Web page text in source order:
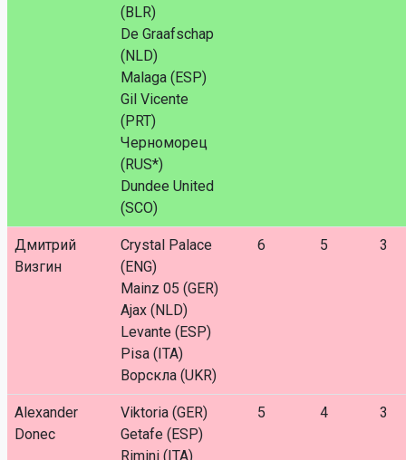
(BLR)
De Graafschap
(NLD)
Malaga (ESP)
Gil Vicente
(PRT)
Черноморец
(RUS*)
Dundee United
(SCO)
Дмитрий
Визгин
Crystal Palace
(ENG)
Mainz 05 (GER)
Ajax (NLD)
Levante (ESP)
Pisa (ITA)
Ворскла (UKR)
6 5 3
Alexander
Donec
Viktoria (GER)
Getafe (ESP)
Rimini (ITA)
5 4 3